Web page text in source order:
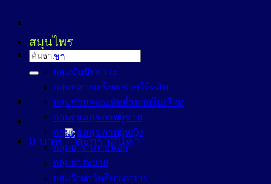
ค้นหา:
0 บาท
สมุนไพร
ชา
กลุ่มขับปัสสาวะ
กลุ่มคลายเครียด ช่วยให้หลับ
กลุ่มช่วยลดระดับน้ำตาลในเลือด
กลุ่มดูแลสุขภาพผู้ชาย
กลุ่มดูแลสุขภาพผู้หญิง
กลุ่มยาทาภายนอก
กลุ่มยาระบาย
กลุ่มรักษาริดสีดวงทวาร